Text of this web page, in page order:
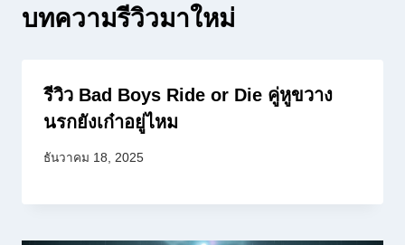
บทความรีวิวมาใหม่
รีวิว Bad Boys Ride or Die คู่หูขวาง
นรกยังเก๋าอยู่ไหม
ธันวาคม 18, 2025